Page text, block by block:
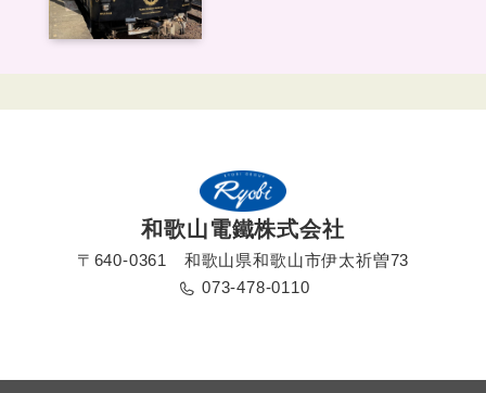
和歌山電鐵株式会社
〒640-0361 和歌山県和歌山市伊太祈曽73
073-478-0110